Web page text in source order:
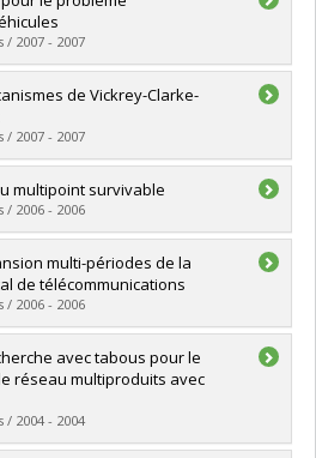
Papyrus
2007 - 2007
Silviu
Papyrus
de Vickrey-Clarke-
2007 - 2007
Papyrus
multipoint survivable
2006 - 2006
Mohamed
Papyrus
multi-périodes de la
de télécommunications
2006 - 2006
Papyrus
avec tabous pour le
réseau multiproduits avec
2004 - 2004